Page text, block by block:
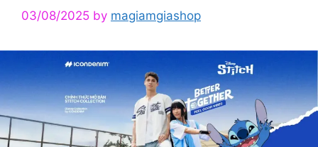
03/08/2025 by magiamgiashop